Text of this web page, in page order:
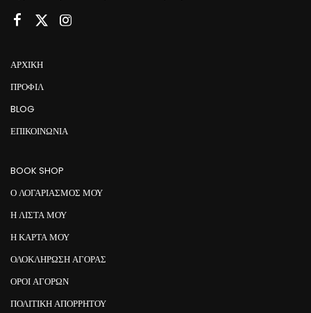
ΑΡΧΙΚΉ
ΠΡΟΦΊΛ
BLOG
ΕΠΙΚΟΙΝΩΝΊΑ
BOOK SHOP
Ο ΛΟΓΑΡΙΑΣΜΟΣ ΜΟΥ
Η ΛΙΣΤΑ ΜΟΥ
Η ΚΑΡΤΑ ΜΟΥ
ΟΛΟΚΛΗΡΩΣΗ ΑΓΟΡΑΣ
ΟΡΟΙ ΑΓΟΡΩΝ
ΠΟΛΙΤΙΚΗ ΑΠΟΡΡΗΤΟΥ